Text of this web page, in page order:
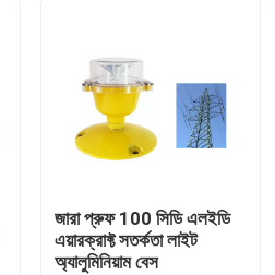
জারা প্রুফ 100 সিডি এলইডি
এয়ারক্রাফ্ট সতর্কতা লাইট
অ্যালুমিনিয়াম বেস